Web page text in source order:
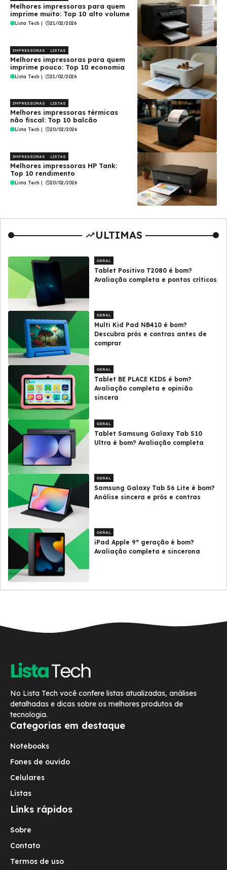
Melhores impressoras para quem
imprime muito: Top 10 alto volume
Lista Tech | 21/02/2026
IMPRESSORAS LISTAS
Melhores impressoras para quem
imprime pouco: Top 10 economia
Lista Tech | 21/02/2026
IMPRESSORAS LISTAS
Melhores impressoras térmicas
não fiscal: Top 10 balcão
Lista Tech 20/02/2026
IMPRESSORAS LISTAS
Melhores impressoras HP Tank:
Top 10 rendimento
Lista Tech | 20/02/2026
ULTIMAS
GERAL
Tablet Positivo T2080 é bom?
Avaliação completa e pontos críticos
GERAL
Multi Kid Pad NB410 é bom?
Descubra prós e contras antes de
comprar
GERAL
Tablet BE PLACE KIDS é bom?
Avaliação completa e opinião
sincera
GERAL
Tablet Samsung Galaxy Tab S10
Ultra é bom? Avaliação completa
GERAL
Samsung Galaxy Tab S6 Lite é bom?
Análise sincera e prós e contras
GERAL
iPad Apple 9ª geração é bom?
Avaliação completa e sincerona
No Lista Tech você confere listas atualizadas, análises
detalhadas e dicas sobre os melhores produtos de
tecnologia.
Categorias em destaque
Notebooks
Fones de ouvido
Celulares
Listas
Links rápidos
Sobre
Contato
Termos de uso